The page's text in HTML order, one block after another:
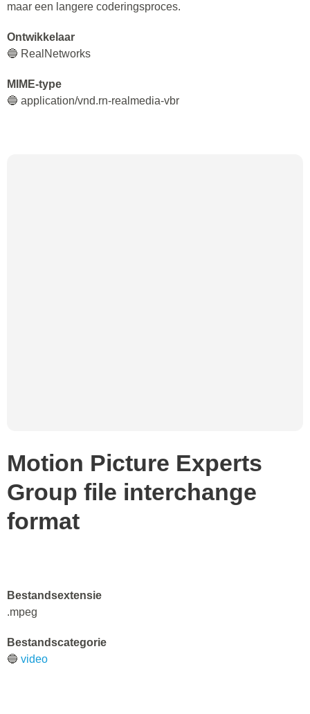
maar een langere coderingsproces.
Ontwikkelaar
🔵 RealNetworks
MIME-type
🔵 application/vnd.rn-realmedia-vbr
Motion Picture Experts
Group file interchange
format
Bestandsextensie
.mpeg
Bestandscategorie
🔵 video